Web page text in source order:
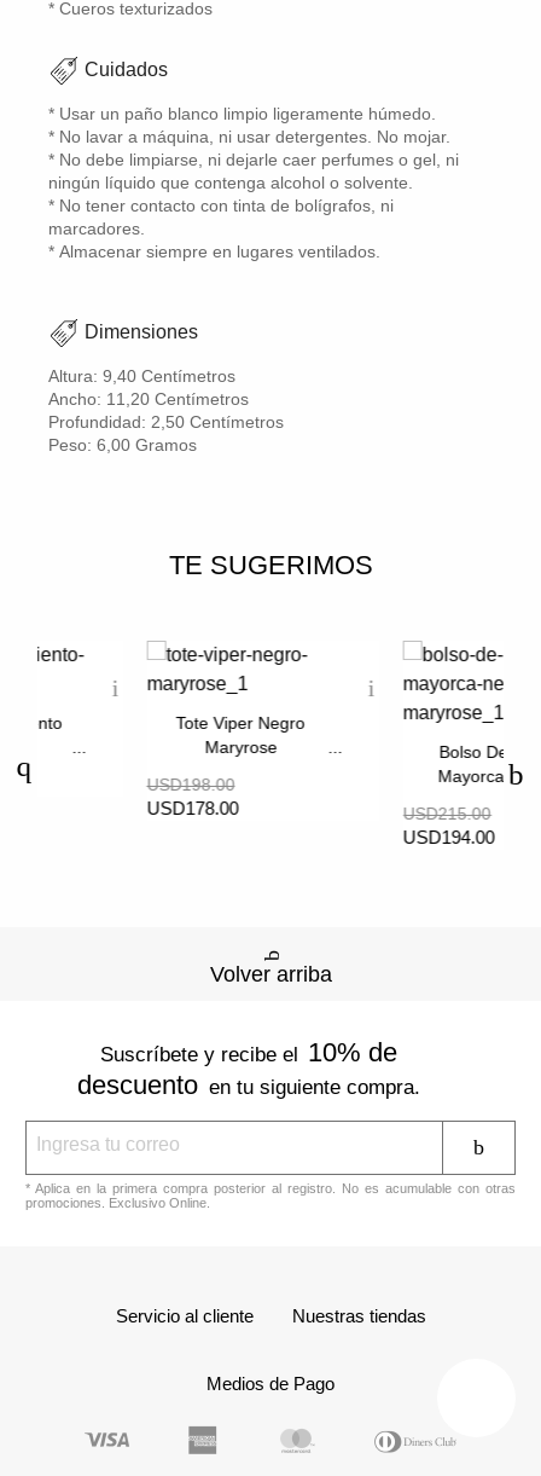
* Cueros texturizados
Cuidados
* Usar un paño blanco limpio ligeramente húmedo.
* No lavar a máquina, ni usar detergentes. No mojar.
* No debe limpiarse, ni dejarle caer perfumes o gel, ni
ningún líquido que contenga alcohol o solvente.
* No tener contacto con tinta de bolígrafos, ni
marcadores.
* Almacenar siempre en lugares ventilados.
Dimensiones
Altura: 9,40 Centímetros
Ancho: 11,20 Centímetros
Profundidad: 2,50 Centímetros
Peso: 6,00 Gramos
TE SUGERIMOS
Viento
Tote Viper Negro
Maryrose
USD198.00
USD178.00
Bolso De
Mayorca
USD215.00
USD194.00
Volver arriba
Suscríbete y recibe el 10% de
descuento en tu siguiente compra.
* Aplica en la primera compra posterior al registro. No es acumulable con otras
promociones. Exclusivo Online.
Servicio al cliente Nuestras tiendas
Medios de Pago